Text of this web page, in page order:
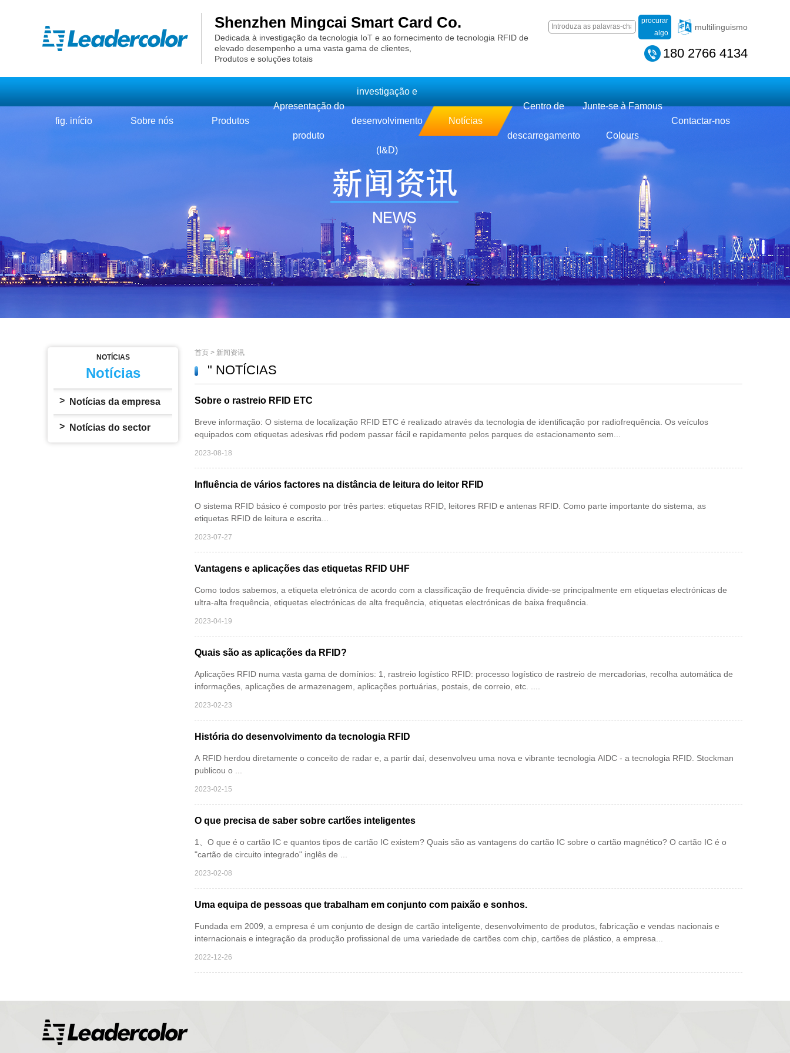
Shenzhen Mingcai Smart Card Co.
Dedicada à investigação da tecnologia IoT e ao fornecimento de tecnologia RFID de
elevado desempenho a uma vasta gama de clientes,
Produtos e soluções totais
procurar
algo
multilinguismo
180 2766 4134
fig. início Sobre nós Produtos
Apresentação do
produto
investigação e
desenvolvimento
(I&D)
Notícias
Centro de
descarregamento
Junte-se à Famous
Colours
Contactar-nos
NOTÍCIAS
Notícias
> Notícias da empresa
> Notícias do sector
首页 > 新闻资讯
" NOTÍCIAS
Sobre o rastreio RFID ETC
Breve informação: O sistema de localização RFID ETC é realizado através da tecnologia de identificação por radiofrequência. Os veículos
equipados com etiquetas adesivas rfid podem passar fácil e rapidamente pelos parques de estacionamento sem...
2023-08-18
Influência de vários factores na distância de leitura do leitor RFID
O sistema RFID básico é composto por três partes: etiquetas RFID, leitores RFID e antenas RFID. Como parte importante do sistema, as
etiquetas RFID de leitura e escrita...
2023-07-27
Vantagens e aplicações das etiquetas RFID UHF
Como todos sabemos, a etiqueta eletrónica de acordo com a classificação de frequência divide-se principalmente em etiquetas electrónicas de
ultra-alta frequência, etiquetas electrónicas de alta frequência, etiquetas electrónicas de baixa frequência.
2023-04-19
Quais são as aplicações da RFID?
Aplicações RFID numa vasta gama de domínios: 1, rastreio logístico RFID: processo logístico de rastreio de mercadorias, recolha automática de
informações, aplicações de armazenagem, aplicações portuárias, postais, de correio, etc. ....
2023-02-23
História do desenvolvimento da tecnologia RFID
A RFID herdou diretamente o conceito de radar e, a partir daí, desenvolveu uma nova e vibrante tecnologia AIDC - a tecnologia RFID. Stockman
publicou o ...
2023-02-15
O que precisa de saber sobre cartões inteligentes
1、O que é o cartão IC e quantos tipos de cartão IC existem? Quais são as vantagens do cartão IC sobre o cartão magnético? O cartão IC é o
"cartão de circuito integrado" inglês de ...
2023-02-08
Uma equipa de pessoas que trabalham em conjunto com paixão e sonhos.
Fundada em 2009, a empresa é um conjunto de design de cartão inteligente, desenvolvimento de produtos, fabricação e vendas nacionais e
internacionais e integração da produção profissional de uma variedade de cartões com chip, cartões de plástico, a empresa...
2022-12-26